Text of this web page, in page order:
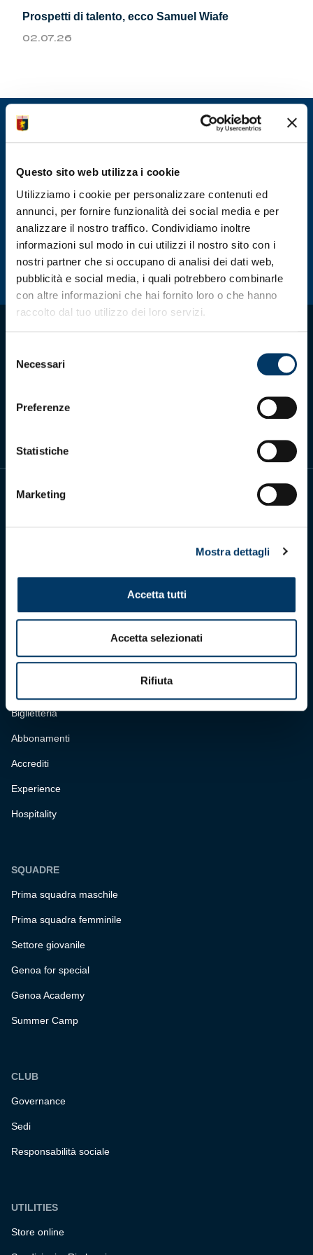
Questo sito web utilizza i cookie
Utilizziamo i cookie per personalizzare contenuti ed
annunci, per fornire funzionalità dei social media e per
analizzare il nostro traffico. Condividiamo inoltre
informazioni sul modo in cui utilizzi il nostro sito con i
nostri partner che si occupano di analisi dei dati web,
pubblicità e social media, i quali potrebbero combinarle
con altre informazioni che hai fornito loro o che hanno
raccolto dal tuo utilizzo dei loro servizi.
delNecessari
Preferenze
Statistiche
Marketing
Mostra dettagli
Accetta tutti
Accetta selezionati
Rifiuta
Summer Sale
Party
Helan x Genoa
Isolani x Genoa
Gift Card Online Store
Prospetti di talento, ecco Samuel Wiafe
02.07.26
Via Ronchi 67, 16155 Genova Pegli
P.IVA 00973790108
Biglietteria
Abbonamenti
Accrediti
Experience
Hospitality
SQUADRE
Prima squadra maschile
Prima squadra femminile
Settore giovanile
Genoa for special
Genoa Academy
Summer Camp
CLUB
Governance
Sedi
Responsabilità sociale
UTILITIES
Store online